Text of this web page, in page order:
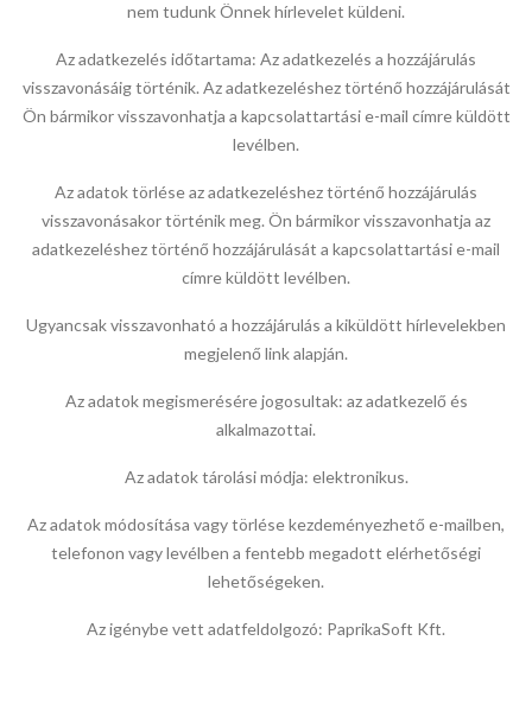
nem tudunk Önnek hírlevelet küldeni.
Az adatkezelés időtartama: Az adatkezelés a hozzájárulás
visszavonásáig történik. Az adatkezeléshez történő hozzájárulását
Ön bármikor visszavonhatja a kapcsolattartási e-mail címre küldött
levélben.
Az adatok törlése az adatkezeléshez történő hozzájárulás
visszavonásakor történik meg. Ön bármikor visszavonhatja az
adatkezeléshez történő hozzájárulását a kapcsolattartási e-mail
címre küldött levélben.
Ugyancsak visszavonható a hozzájárulás a kiküldött hírlevelekben
megjelenő link alapján.
Az adatok megismerésére jogosultak: az adatkezelő és
alkalmazottai.
Az adatok tárolási módja: elektronikus.
Az adatok módosítása vagy törlése kezdeményezhető e-mailben,
telefonon vagy levélben a fentebb megadott elérhetőségi
lehetőségeken.
Az igénybe vett adatfeldolgozó: PaprikaSoft Kft.